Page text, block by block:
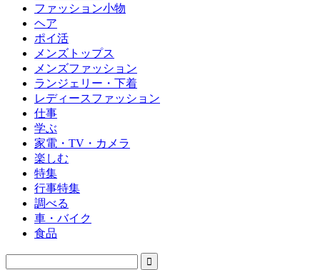
ファッション小物
ヘア
ポイ活
メンズトップス
メンズファッション
ランジェリー・下着
レディースファッション
仕事
学ぶ
家電・TV・カメラ
楽しむ
特集
行事特集
調べる
車・バイク
食品